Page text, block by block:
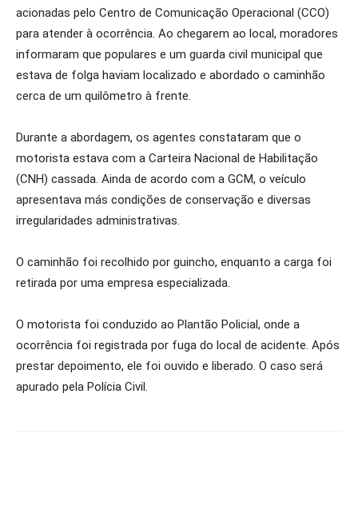
acionadas pelo Centro de Comunicação Operacional (CCO)
para atender à ocorrência. Ao chegarem ao local, moradores
informaram que populares e um guarda civil municipal que
estava de folga haviam localizado e abordado o caminhão
cerca de um quilômetro à frente.
Durante a abordagem, os agentes constataram que o
motorista estava com a Carteira Nacional de Habilitação
(CNH) cassada. Ainda de acordo com a GCM, o veículo
apresentava más condições de conservação e diversas
irregularidades administrativas.
O caminhão foi recolhido por guincho, enquanto a carga foi
retirada por uma empresa especializada.
O motorista foi conduzido ao Plantão Policial, onde a
ocorrência foi registrada por fuga do local de acidente. Após
prestar depoimento, ele foi ouvido e liberado. O caso será
apurado pela Polícia Civil.